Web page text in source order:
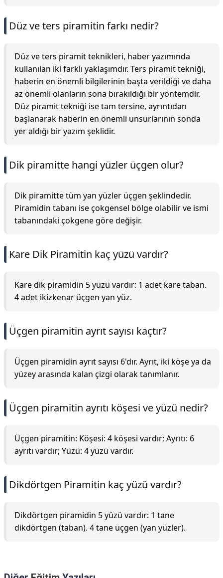
Düz ve ters piramitin farkı nedir?
Düz ve ters piramit teknikleri, haber yazımında
kullanılan iki farklı yaklaşımdır. Ters piramit tekniği,
haberin en önemli bilgilerinin başta verildiği ve daha
az önemli olanların sona bırakıldığı bir yöntemdir.
Düz piramit tekniği ise tam tersine, ayrıntıdan
başlanarak haberin en önemli unsurlarının sonda
yer aldığı bir yazım şeklidir.
Dik piramitte hangi yüzler üçgen olur?
Dik piramitte tüm yan yüzler üçgen şeklindedir.
Piramidin tabanı ise çokgensel bölge olabilir ve ismi
tabanındaki çokgene göre değişir.
Kare Dik Piramitin kaç yüzü vardır?
Kare dik piramidin 5 yüzü vardır: 1 adet kare taban.
4 adet ikizkenar üçgen yan yüz.
Üçgen piramitin ayrıt sayısı kaçtır?
Üçgen piramidin ayrıt sayısı 6'dır. Ayrıt, iki köşe ya da
yüzey arasında kalan çizgi olarak tanımlanır.
Üçgen piramitin ayrıtı köşesi ve yüzü nedir?
Üçgen piramitin: Köşesi: 4 köşesi vardır; Ayrıtı: 6
ayrıtı vardır; Yüzü: 4 yüzü vardır.
Dikdörtgen Piramitin kaç yüzü vardır?
Dikdörtgen piramidin 5 yüzü vardır: 1 tane
dikdörtgen (taban). 4 tane üçgen (yan yüzler).